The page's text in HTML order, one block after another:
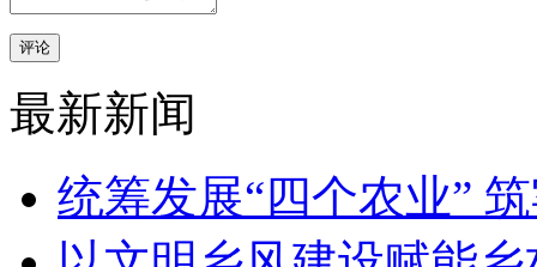
评论
最新新闻
统筹发展“四个农业”